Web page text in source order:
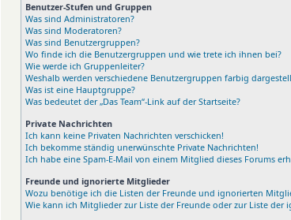
Benutzer-Stufen und Gruppen
Was sind Administratoren?
Was sind Moderatoren?
Was sind Benutzergruppen?
Wo finde ich die Benutzergruppen und wie trete ich ihnen bei?
Wie werde ich Gruppenleiter?
Weshalb werden verschiedene Benutzergruppen farbig
Was ist eine Hauptgruppe?
Was bedeutet der „Das Team“-Link auf der Startseite?
Private Nachrichten
Ich kann keine Privaten Nachrichten verschicken!
Ich bekomme ständig unerwünschte Private Nachrichten!
Ich habe eine Spam-E-Mail von einem Mitglied dieses Forums
Freunde und ignorierte Mitglieder
Wozu benötige ich die Listen der Freunde und ignorierten
Wie kann ich Mitglieder zur Liste der Freunde oder zur Liste